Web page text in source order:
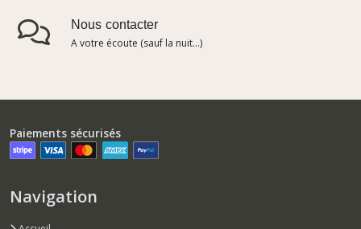
Nous contacter
A votre écoute (sauf la nuit...)
Paiements sécurisés
Navigation